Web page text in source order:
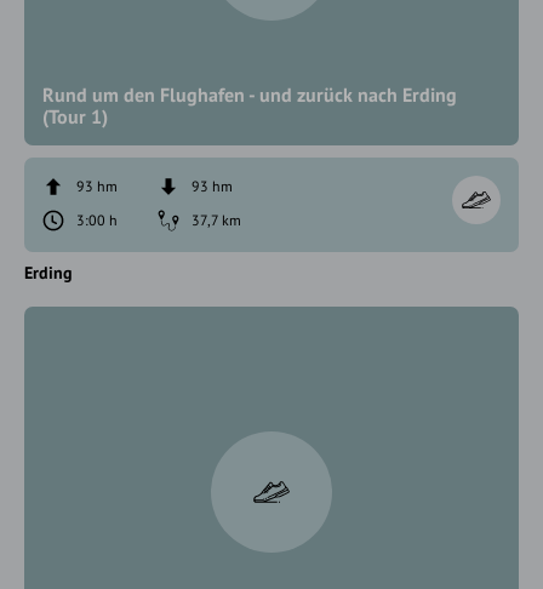
Rund um den Flughafen - und zurück nach Erding
(Tour 1)
93 hm
93 hm
3:00 h
37,7 km
Erding